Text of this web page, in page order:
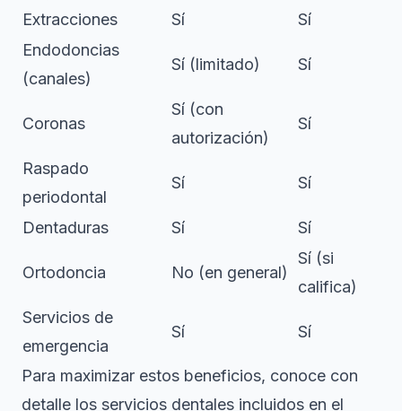
Extracciones
Sí
Sí
Endodoncias
(canales)
Sí (limitado) Sí
Coronas
Sí (con
autorización)
Sí
Raspado
periodontal
Sí Sí
Dentaduras Sí Sí
Ortodoncia No (en general)
Sí (si
califica)
Servicios de
emergencia
Sí Sí
Para maximizar estos beneficios, conoce con
detalle los servicios dentales incluidos en el